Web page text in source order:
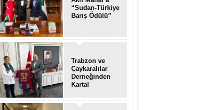
“Sudan-Türkiye
Barış Ödülü”
Trabzon ve
Çaykaralılar
Derneğinden
Kartal
anlamlı ziyaret